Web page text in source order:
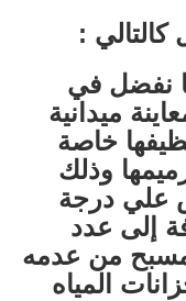
:
نفضل في
ميدانية
خاصة
وذلك
علي درجة
إلى عدد
مسبح من عدمه
المياه